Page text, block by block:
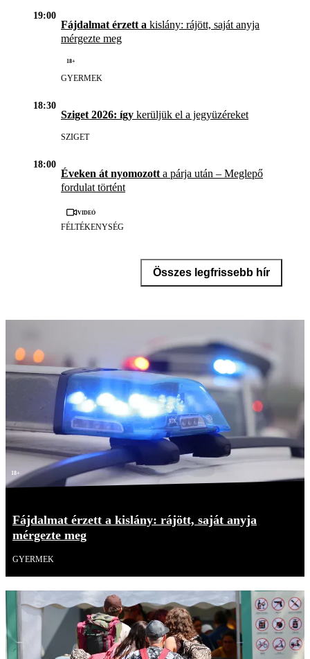
19:00
Fájdalmat érzett a kislány: rájött, saját anyja
mérgezte meg
18+
GYERMEK
18:30
Sziget 2026: így kerüljük el a jegyüzéreket
SZIGET
18:00
Éveken át nyomozott a párja után – Meglepő
fordulat történt
Videó
FÉLTÉKENYSÉG
Összes legfrissebb hír
18+
Fájdalmat érzett a kislány: rájött, saját anyja
mérgezte meg
GYERMEK